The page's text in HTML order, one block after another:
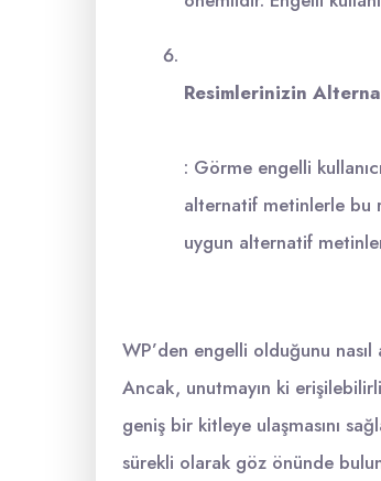
Resimlerinizin
: Görme engelli
alternatif metinlerle bu
uygun alternatif
WP’den engelli olduğunu
Ancak, unutmayın ki
geniş bir kitleye ulaşmasını
sürekli olarak göz önünde